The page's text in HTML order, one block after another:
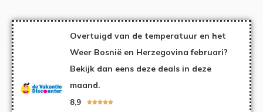
Overtuigd van de temperatuur en het
Weer Bosnië en Herzegovina februari?
Bekijk dan eens deze deals in deze
maand.
8,9 